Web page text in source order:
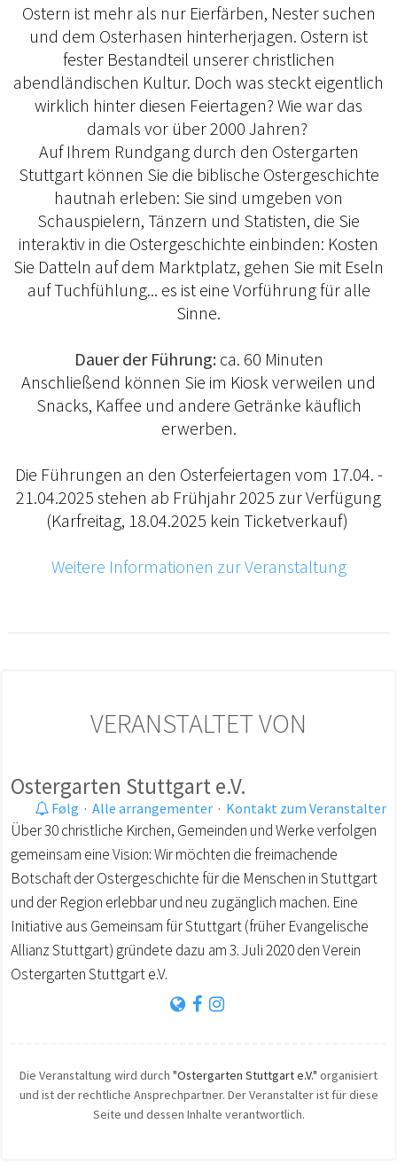
Ostern ist mehr als nur Eierfärben, Nester suchen
und dem Osterhasen hinterherjagen. Ostern ist
fester Bestandteil unserer christlichen
abendländischen Kultur. Doch was steckt eigentlich
wirklich hinter diesen Feiertagen? Wie war das
damals vor über 2000 Jahren?
Auf Ihrem Rundgang durch den Ostergarten
Stuttgart können Sie die biblische Ostergeschichte
hautnah erleben: Sie sind umgeben von
Schauspielern, Tänzern und Statisten, die Sie
interaktiv in die Ostergeschichte einbinden: Kosten
Sie Datteln auf dem Marktplatz, gehen Sie mit Eseln
auf Tuchfühlung... es ist eine Vorführung für alle
Sinne.
Dauer der Führung:ca. 60 Minuten
Anschließend können Sie im Kiosk verweilen und
Snacks, Kaffee und andere Getränke käuflich
erwerben.
Die Führungen an den Osterfeiertagen vom 17.04. -
21.04.2025 stehen ab Frühjahr 2025 zur Verfügung
(Karfreitag, 18.04.2025 kein Ticketverkauf)
Weitere Informationen zur Veranstaltung
VERANSTALTET VON
Ostergarten Stuttgart e.V.
Følg · Alle arrangementer · Kontakt zum Veranstalter
Über 30 christliche Kirchen, Gemeinden und Werke verfolgen
gemeinsam eine Vision: Wir möchten die freimachende
Botschaft der Ostergeschichte für die Menschen in Stuttgart
und der Region erlebbar und neu zugänglich machen. Eine
Initiative aus Gemeinsam für Stuttgart (früher Evangelische
Allianz Stuttgart) gründete dazu am 3. Juli 2020 den Verein
Ostergarten Stuttgart e.V.
Die Veranstaltung wird durch "Ostergarten Stuttgart e.V." organisiert
und ist der rechtliche Ansprechpartner. Der Veranstalter ist für diese
Seite und dessen Inhalte verantwortlich.